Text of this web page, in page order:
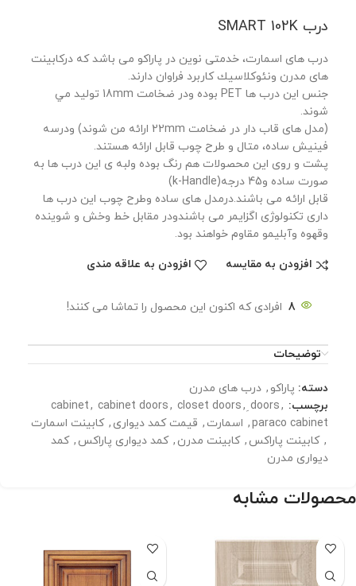
درب SMART 102K
درب هاى اسمارت، خدمتى نوين در پاراكو می باشد كه دركابينت
هاى مدرن ونئوكلاسيك كاربرد فراوان دارند.
جنس اين درب ها PET بوده ودر ضخامت 18mm توليد مي
شوند.
(مدل هاى قاب دار در ضخامت 22mm ارائه من شوند) ودرسه
فينيش ساده، متال و طرح چوب قابل ارائه هستند.
پشت و روى اين محصولات هم رنگ بوده ولبه ی اين درب ها به
صورت ساده و45 درجه(k-Handle)
قابل ارائه مى باشند.درمدل هاى ساده وطرح چوب اين درب ها
دارى تکنولوژی اگزايمر می باشندودر مقابل خط وخش و شوينده
وقهوه وآبليمو مقاوم خواهند بود.
افزودن به مقایسه افزودن به علاقه مندی
8 افرادی که اکنون این محصول را تماشا می کنند!
توضیحات
دسته: پاراکو , درب های مدرن
برچسب:
cabinet, cabinet doors, closet doors, ِdoors,
paraco cabinet
, اسمارت , قیمت کمد دیواری , کابینت اسمارت
, کابینت پاراکس , کابینت مدرن , کمد دیواری پاراکس , کمد
دیواری مدرن
محصولات مشابه